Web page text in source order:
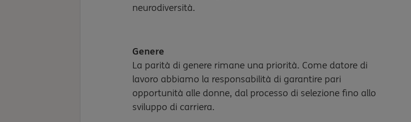
neurodiversità.
Genere
La parità di genere rimane una priorità. Come datore di
lavoro abbiamo la responsabilità di garantire pari
opportunità alle donne, dal processo di selezione fino allo
sviluppo di carriera.